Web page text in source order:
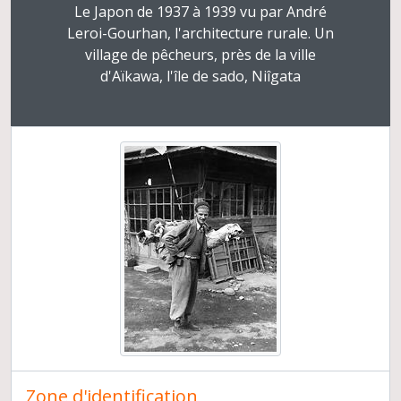
La chaîne opératoire funéraire, exemples de gestes et de séquences écrits par les ethnologues et reconstruits par les archéologues
Le Japon de 1937 à 1939 vu par André
Leroi-Gourhan, l'architecture rurale. Un
village de pêcheurs, près de la ville
d'Aïkawa, l'île de sado, Niîgata